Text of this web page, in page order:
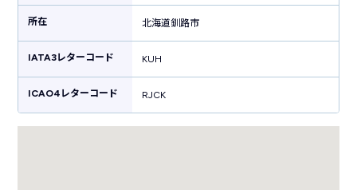
し、現在も北海道東部の重要なアクセス拠点として発展。「釧路湿原国立
公園」から「阿寒摩周国立公園」へつながる北海道を代表する釧路の観光
地に訪れる多くの観光客が利用しています。
所在 北海道釧路市
IATA3レターコード KUH
ICAO4レターコード RJCK